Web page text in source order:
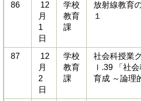
86
12
月
1
日
学校
教育
課
放射線教育
１
87
12
月
2
日
学校
教育
課
社会科授業
ｌ.39 「社
育成 ～論理